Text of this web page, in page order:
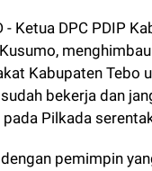
- Ketua DPC PDIP
Kabupaten Tebo
bekerja dan
Pilkada
pemimpin